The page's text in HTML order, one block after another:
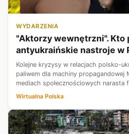
WYDARZENIA
"Aktorzy wewnętrzni". Kto
antyukraińskie nastroje w
Kolejne kryzysy w relacjach polsko-
paliwem dla machiny propagandowej
mediach społecznościowych narasta
przeciw mieszkającym w Polsce
Wirtualna Polska